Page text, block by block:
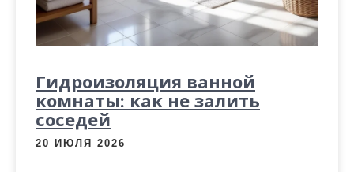
Гидроизоляция ванной
комнаты: как не залить
соседей
20 ИЮЛЯ 2026